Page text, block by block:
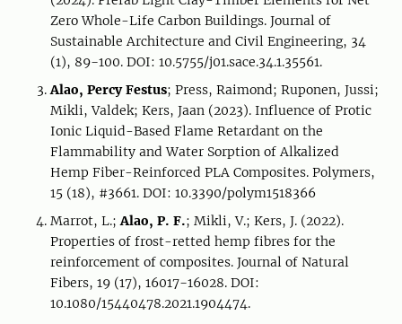
Zero Whole-Life Carbon Buildings. Journal of
Sustainable Architecture and Civil Engineering, 34
(1), 89−100. DOI: 10.5755/j01.sace.34.1.35561.
Alao, Percy Festus; Press, Raimond; Ruponen, Jussi;
Mikli, Valdek; Kers, Jaan (2023). Influence of Protic
Ionic Liquid-Based Flame Retardant on the
Flammability and Water Sorption of Alkalized
Hemp Fiber-Reinforced PLA Composites. Polymers,
15 (18), #3661. DOI: 10.3390/polym1518366
Marrot, L.;Alao, P. F.; Mikli, V.; Kers, J. (2022).
Properties of frost-retted hemp fibres for the
reinforcement of composites. Journal of Natural
Fibers, 19 (17), 16017−16028. DOI:
10.1080/15440478.2021.1904474.